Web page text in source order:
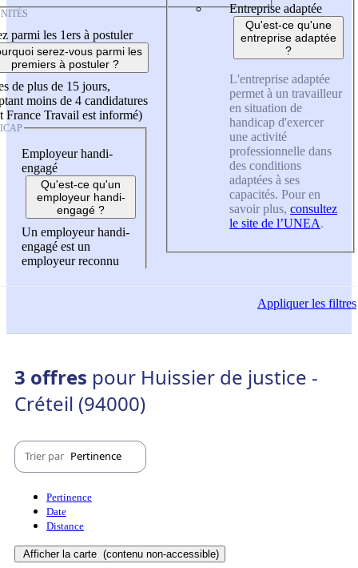
parmi les 1ers à postuler
serez-vous parmi les
premiers à postuler ?
de plus de 15 jours,
moins de 4 candidatures
France Travail est informé)
Employeur handi-
engagé
Qu'est-ce qu'un
employeur handi-
engagé ?
Un employeur handi-
engagé est un
employeur reconnu
Entreprise adaptée
Qu'est-ce qu'une
entreprise adaptée
?
L'entreprise adaptée
permet à un travailleur
en situation de
handicap d'exercer
une activité
professionnelle dans
des conditions
adaptées à ses
capacités. Pour en
savoir plus, consultez
le site de l’UNEA.
Appliquerles filtres
3 offres pour Huissier de justice -
Créteil (94000)
Trier par Pertinence
Pertinence
Date
Distance
Afficher la carte (contenu non-accessible)